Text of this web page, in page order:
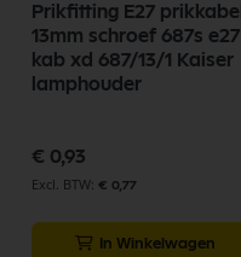
Prikfitting E27 prikkabel
13mm schroef 687s e27
kab xd 687/13/1 Kaiser
lamphouder
€ 0,93
€ 0,77
In Winkelwagen